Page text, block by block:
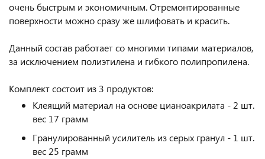
очень быстрым и экономичным. Отремонтированные
поверхности можно сразу же шлифовать и красить.
Данный состав работает со многими типами материалов,
за исключением полиэтилена и гибкого полипропилена.
Комплект состоит из 3 продуктов:
Клеящий материал на основе цианоакрилата - 2 шт.
вес 17 грамм
Гранулированный усилитель из серых гранул - 1 шт.
вес 25 грамм